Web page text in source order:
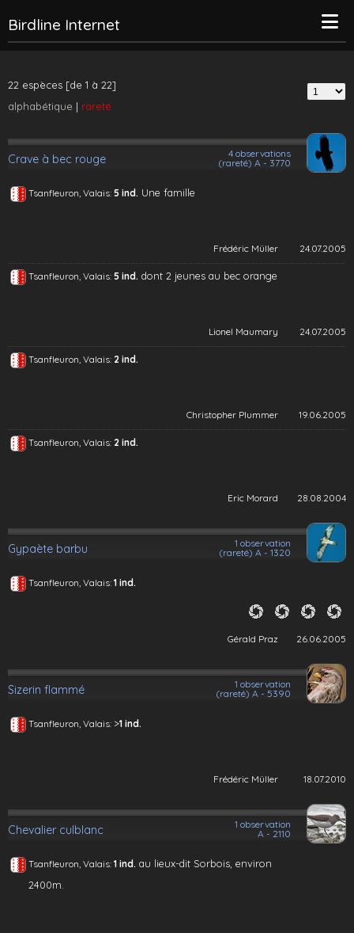
Birdline Internet
22 espèces [de 1 à 22]
alphabétique | rareté
Crave à bec rouge
4 observations
(rareté) A - 3770
Tsanfleuron, Valais: 5 ind. Une famille
Frédéric Müller 24.07.2005
Tsanfleuron, Valais: 5 ind. dont 2 jeunes au bec orange
Lionel Maumary 24.07.2005
Tsanfleuron, Valais: 2 ind.
Christopher Plummer 19.06.2005
Tsanfleuron, Valais: 2 ind.
Eric Morard 28.08.2004
Gypaète barbu
1 observation
(rareté) A - 1320
Tsanfleuron, Valais: 1 ind.
Gérald Praz 26.06.2005
Sizerin flammé
1 observation
(rareté) A - 5390
Tsanfleuron, Valais: >1 ind.
Frédéric Müller 18.07.2010
Chevalier culblanc
1 observation
A - 2110
Tsanfleuron, Valais: 1 ind. au lieux-dit Sorbois, environ
2400m.